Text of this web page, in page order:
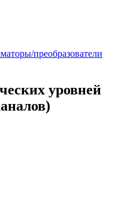
преобразователи
уровней